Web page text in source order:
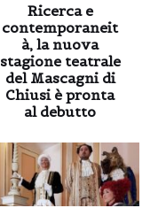
Ricerca e
contemporaneit
à, la nuova
stagione teatrale
del Mascagni di
Chiusi è pronta
al debutto